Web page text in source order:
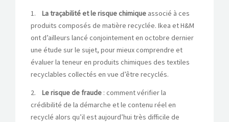
1. La traçabilité et le risque chimique associé à ces
produits composés de matière recyclée. Ikea et H&M
ont d’ailleurs lancé conjointement en octobre dernier
une étude sur le sujet, pour mieux comprendre et
évaluer la teneur en produits chimiques des textiles
recyclables collectés en vue d’être recyclés.
2. Le risque de fraude : comment vérifier la
crédibilité de la démarche et le contenu réel en
recyclé alors qu’il est aujourd’hui très difficile de